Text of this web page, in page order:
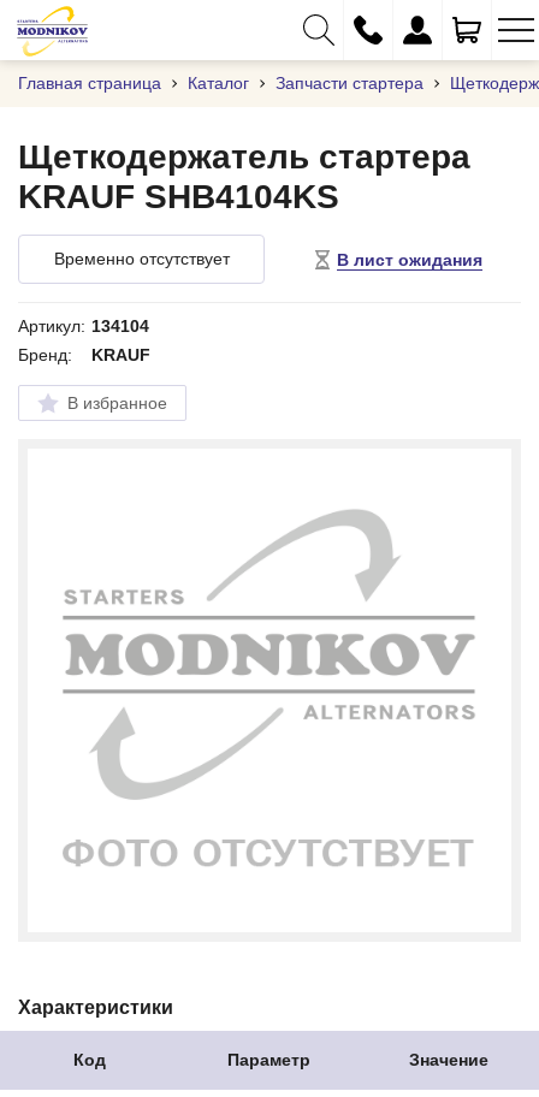
+375 (29) 333-01-01
+375 (17) 373-97-09
+375 (29) 262-61-18
Главная страница Каталог Запчасти стартера
Временно отсутствует В лист ожидания
Щеткодержатель стартера
KRAUF SHB4104KS
Артикул: 134104
Бренд:
KRAUF
В избранное
Характеристики
Код Параметр Значение